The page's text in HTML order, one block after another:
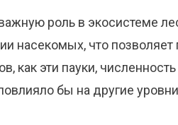
роль в экосистеме
насекомых, что
как эти пауки,
бы на другие